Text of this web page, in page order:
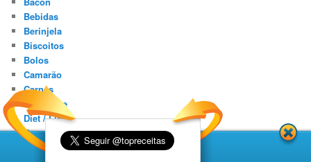
Bebidas
Berinjela
Biscoitos
Bolos
Camarão
Carnes
Conhaque
Diet / Light
Doces
Entradas